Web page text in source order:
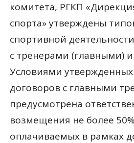
комитета, РГКП
спорта» утверждены
спортивной
с тренерами (главными)
Условиями
договоров с главными
предусмотрена
возмещения не более
оплачиваемых в рамках